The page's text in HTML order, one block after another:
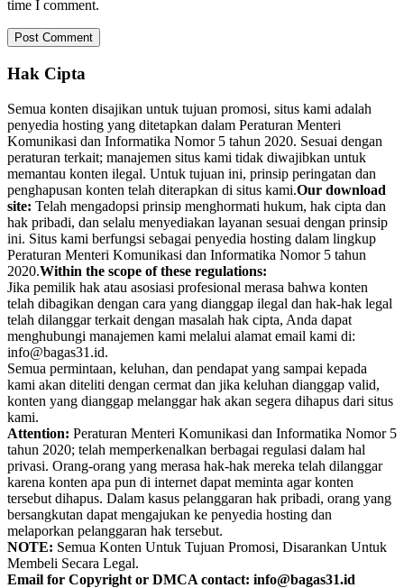
time I comment.
Hak Cipta
Semua konten disajikan untuk tujuan promosi, situs kami adalah
penyedia hosting yang ditetapkan dalam Peraturan Menteri
Komunikasi dan Informatika Nomor 5 tahun 2020. Sesuai dengan
peraturan terkait; manajemen situs kami tidak diwajibkan untuk
memantau konten ilegal. Untuk tujuan ini, prinsip peringatan dan
penghapusan konten telah diterapkan di situs kami.Our download
site: Telah mengadopsi prinsip menghormati hukum, hak cipta dan
hak pribadi, dan selalu menyediakan layanan sesuai dengan prinsip
ini. Situs kami berfungsi sebagai penyedia hosting dalam lingkup
Peraturan Menteri Komunikasi dan Informatika Nomor 5 tahun
2020.Within the scope of these regulations:
Jika pemilik hak atau asosiasi profesional merasa bahwa konten
telah dibagikan dengan cara yang dianggap ilegal dan hak-hak legal
telah dilanggar terkait dengan masalah hak cipta, Anda dapat
menghubungi manajemen kami melalui alamat email kami di:
info@bagas31.id.
Semua permintaan, keluhan, dan pendapat yang sampai kepada
kami akan diteliti dengan cermat dan jika keluhan dianggap valid,
konten yang dianggap melanggar hak akan segera dihapus dari situs
kami.
Attention: Peraturan Menteri Komunikasi dan Informatika Nomor 5
tahun 2020; telah memperkenalkan berbagai regulasi dalam hal
privasi. Orang-orang yang merasa hak-hak mereka telah dilanggar
karena konten apa pun di internet dapat meminta agar konten
tersebut dihapus. Dalam kasus pelanggaran hak pribadi, orang yang
bersangkutan dapat mengajukan ke penyedia hosting dan
melaporkan pelanggaran hak tersebut.
NOTE: Semua Konten Untuk Tujuan Promosi, Disarankan Untuk
Membeli Secara Legal.
Email for Copyright or DMCA contact: info@bagas31.id